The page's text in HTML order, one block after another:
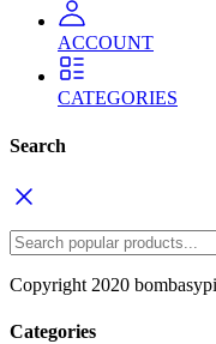
ACCOUNT
CATEGORIES
Search
Copyright 2020
Categories